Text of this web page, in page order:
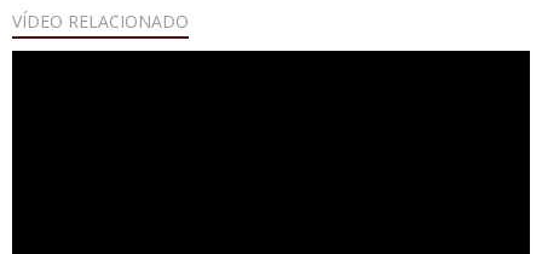
VÍDEO RELACIONADO